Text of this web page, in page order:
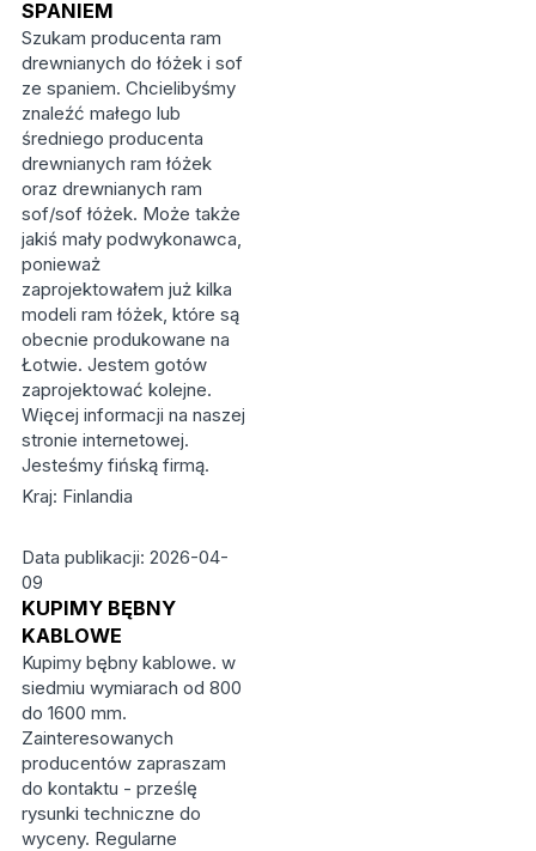
SPANIEM
Szukam producenta ram
drewnianych do łóżek i sof
ze spaniem. Chcielibyśmy
znaleźć małego lub
średniego producenta
drewnianych ram łóżek
oraz drewnianych ram
sof/sof łóżek. Może także
jakiś mały podwykonawca,
ponieważ
zaprojektowałem już kilka
modeli ram łóżek, które są
obecnie produkowane na
Łotwie. Jestem gotów
zaprojektować kolejne.
Więcej informacji na naszej
stronie internetowej.
Jesteśmy fińską firmą.
Kraj: Finlandia
Data publikacji: 2026-04-
09
KUPIMY BĘBNY
KABLOWE
Kupimy bębny kablowe. w
siedmiu wymiarach od 800
do 1600 mm.
Zainteresowanych
producentów zapraszam
do kontaktu - prześlę
rysunki techniczne do
wyceny. Regularne